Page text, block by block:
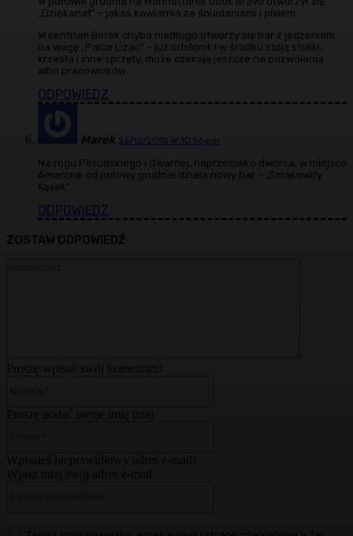
„Dziekanat” – jakaś kawiarnia ze śniadaniami i piwem.
W centrum Borek chyba niedługo otworzy się bar z jedzeniem
na wagę „Palce Lizać” – już odsłonili i w środku stoją stoliki,
krzesła i inne sprzęty, może czekają jeszcze na pozwolenia
albo pracowników.
ODPOWIEDZ
Marek 26/12/2018 W 10:56 pm
Na rogu Piłsudskiego i Gwarnej, naprzeciwko dworca, w miejsce
Amarone od połowy grudnai działa nowy bar – „Smakowity
Kąsek”.
ODPOWIEDZ
ZOSTAW ODPOWIEDŹ
Proszę wpisać swój komentarz!